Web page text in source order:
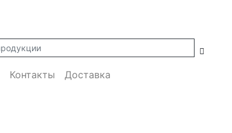
Контакты Доставка